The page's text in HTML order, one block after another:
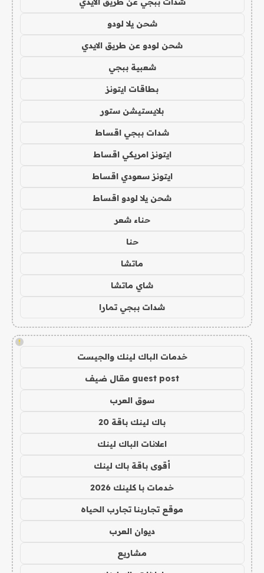
شحن يلا لودو
شحن لودو عن طريق الايدي
شعبية ببجي
بطاقات ايتونز
بلايستيشن ستور
شدات ببجي اقساط
ايتونز امريكي اقساط
ايتونز سعودي اقساط
شحن يلا لودو اقساط
حناء شعر
حنا
ماتشا
شاي ماتشا
شدات ببجي تمارا
!
خدمات الباك لينك والجيست
guest post مقال ضيف
سوق العرب
باك لينك باقة 20
اعلانات الباك لينك
أقوى باقة باك لينك
خدمات با كلينك 2026
موقع تجاربنا تجارب الحياه
ديوان العرب
مشاريع